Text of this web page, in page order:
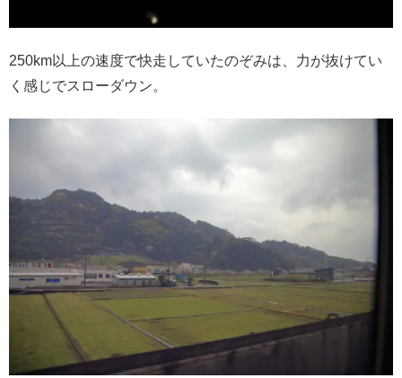
250km以上の速度で快走していたのぞみは、力が抜けてい
く感じでスローダウン。